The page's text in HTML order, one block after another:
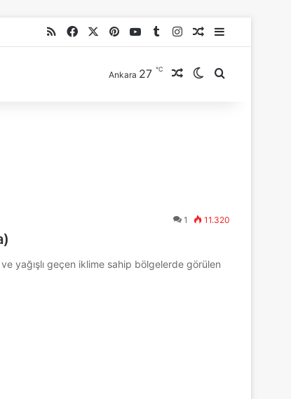
RSS FacebookPinterestYouTubeTumblrInstagramRastgele Makale
Ankara 27 ℃ Rastgele Makale
Dış görünümü
Arama yap
1 11.320
yağışlı geçen iklime sahip bölgelerde görülen